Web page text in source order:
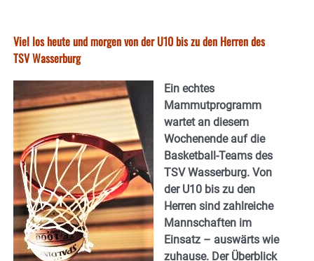
Viel los heute und morgen von der U10 bis zu den Herren des
TSV Wasserburg
Ein echtes
Mammutprogramm
wartet an diesem
Wochenende auf die
Basketball-Teams des
TSV Wasserburg. Von
der U10 bis zu den
Herren sind zahlreiche
Mannschaften im
Einsatz – auswärts wie
zuhause. Der Überblick